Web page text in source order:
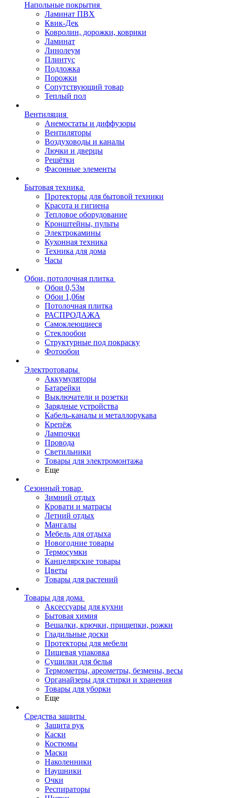
Напольные покрытия
Ламинат ПВХ
Квик-Дек
Ковролин, дорожки, коврики
Ламинат
Линолеум
Плинтус
Подложка
Порожки
Сопутствующий товар
Теплый пол
Вентиляция
Анемостаты и диффузоры
Вентиляторы
Воздуховоды и каналы
Лючки и дверцы
Решётки
Фасонные элементы
Бытовая техника
Протекторы для бытовой техники
Красота и гигиена
Тепловое оборудование
Кронштейны, пульты
Электрокамины
Кухонная техника
Техника для дома
Часы
Обои, потолочная плитка
Обои 0,53м
Обои 1,06м
Потолочная плитка
РАСПРОДАЖА
Самоклеющиеся
Стеклообои
Структурные под покраску
Фотообои
Электротовары
Аккумуляторы
Батарейки
Выключатели и розетки
Зарядные устройства
Кабель-каналы и металлорукава
Крепёж
Лампочки
Провода
Светильники
Товары для электромонтажа
Еще
Сезонный товар
Зимний отдых
Кровати и матрасы
Летний отдых
Мангалы
Мебель для отдыха
Новогодние товары
Термосумки
Канцелярские товары
Цветы
Товары для растений
Товары для дома
Аксессуары для кухни
Бытовая химия
Вешалки, крючки, прищепки, рожки
Гладильные доски
Протекторы для мебели
Пищевая упаковка
Сушилки для белья
Термометры, ареометры, безмены, весы
Органайзеры для стирки и хранения
Товары для уборки
Еще
Средства защиты
Защита рук
Каски
Костюмы
Маски
Наколенники
Наушники
Очки
Респираторы